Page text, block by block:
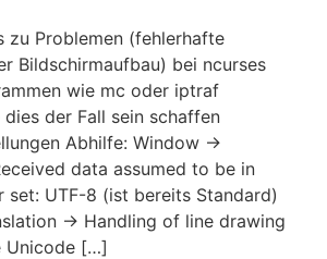
zu Problemen (fehlerhafte
Bildschirmaufbau) bei ncurses
wie mc oder iptraf
der Fall sein schaffen
Abhilfe: Window →
data assumed to be in
set: UTF-8 (ist bereits Standard)
→ Handling of line drawing
Unicode […]